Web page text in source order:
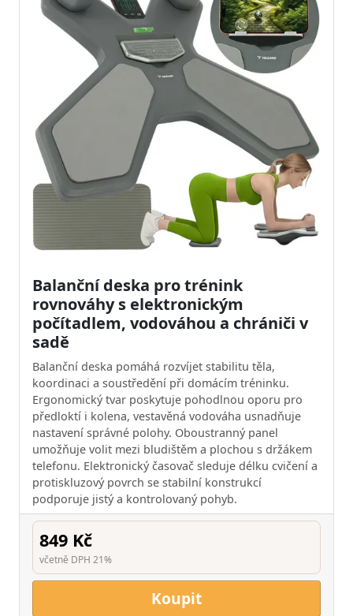
Balanční deska pro trénink
rovnováhy s elektronickým
počítadlem, vodováhou a chrániči v
sadě
Balanční deska pomáhá rozvíjet stabilitu těla,
koordinaci a soustředění při domácím tréninku.
Ergonomický tvar poskytuje pohodlnou oporu pro
předloktí i kolena, vestavěná vodováha usnadňuje
nastavení správné polohy. Oboustranný panel
umožňuje volit mezi bludištěm a plochou s držákem
telefonu. Elektronický časovač sleduje délku cvičení a
protiskluzový povrch se stabilní konstrukcí
podporuje jistý a kontrolovaný pohyb.
849 Kč
včetně DPH 21%
Koupit